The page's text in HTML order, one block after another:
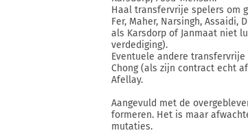
Haal transfervrije spelers om
Fer, Maher, Narsingh, Assaidi,
als Karsdorp of Janmaat niet
verdediging).
Eventuele andere
Chong (als zijn contract echt
Afellay.
Aangevuld met de
formeren. Het is maar
mutaties.